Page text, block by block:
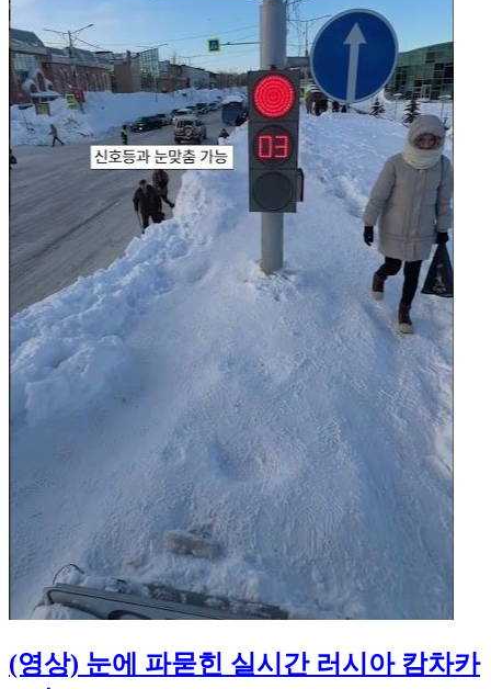
(영상) 눈에 파묻힌 실시간 러시아 캄차카